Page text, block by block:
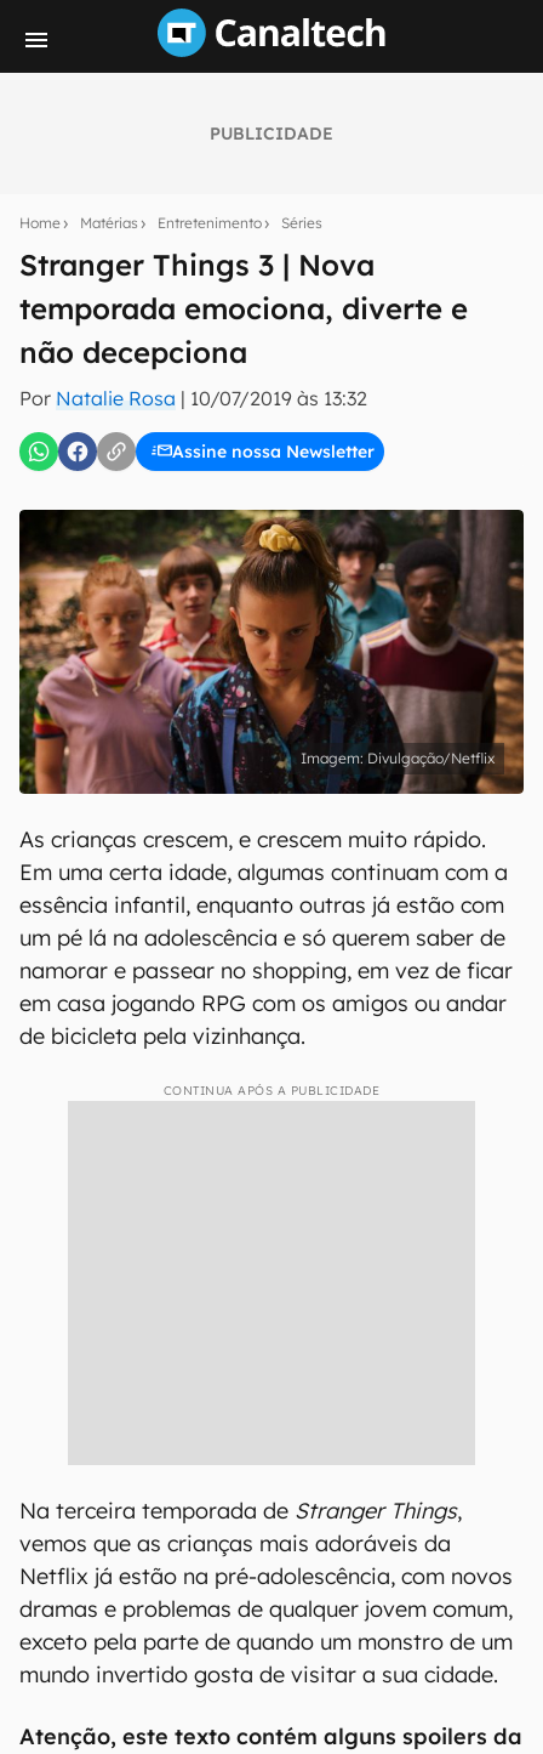
PUBLICIDADE
Home Matérias Entretenimento Séries
Stranger Things 3 | Nova
temporada emociona, diverte e
não decepciona
Por Natalie Rosa | 10/07/2019 às 13:32
Assine nossa Newsletter
notícias e reviews sobre tecnologia em primeira
E-mail
inscreva-se
Uso e Política de Privacidade do Canaltech.
Divulgação/Netflix
As crianças crescem, e crescem muito rápido.
Em uma certa idade, algumas continuam com a
essência infantil, enquanto outras já estão com
um pé lá na adolescência e só querem saber de
namorar e passear no shopping, em vez de ficar
em casa jogando RPG com os amigos ou andar
de bicicleta pela vizinhança.
CONTINUA APÓS A PUBLICIDADE
Na terceira temporada de Stranger Things,
vemos que as crianças mais adoráveis da
Netflix já estão na pré-adolescência, com novos
dramas e problemas de qualquer jovem comum,
exceto pela parte de quando um monstro de um
mundo invertido gosta de visitar a sua cidade.
Atenção, este texto contém alguns spoilers da